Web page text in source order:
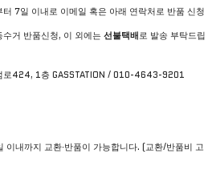
7일 이내로 이메일 혹은 아래 연락처로 반품 신청
거 반품신청, 이 외에는선불택배로 발송 부탁드립
로424, 1층 GASSTATION / 010-4643-9201
내까지 교환∙반품이 가능합니다. (교환/반품비 고